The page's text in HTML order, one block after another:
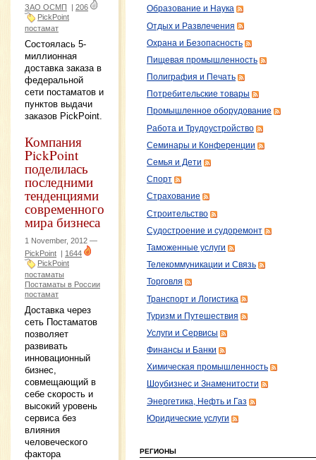
ЗАО ОСМП | 206
PickPoint
постамат
Состоялась 5-
миллионная
доставка заказа в
федеральной
сети постаматов и
пунктов выдачи
заказов PickPoint.
Компания
PickPoint
поделилась
последними
тенденциями
современного
мира бизнеса
1 November, 2012 —
PickPoint
1644
PickPoint
постаматы
Постаматы в России
постамат
Доставка через
сеть Постаматов
позволяет
развивать
инновационный
бизнес,
совмещающий в
себе скорость и
высокий уровень
сервиса без
влияния
человеческого
фактора
Образование и Наука
Отдых и Развлечения
Охрана и Безопасность
Пищевая промышленность
Полиграфия и Печать
Потребительские товары
Промышленное оборудование
Работа и Трудоустройство
Семинары и Конференции
Семья и Дети
Спорт
Страхование
Строительство
Судостроение и судоремонт
Таможенные услуги
Телекоммуникации и Связь
Торговля
Транспорт и Логистика
Туризм и Путешествия
Услуги и Сервисы
Финансы и Банки
Химическая промышленность
Шоубизнес и Знаменитости
Энергетика, Нефть и Газ
Юридические услуги
РЕГИОНЫ